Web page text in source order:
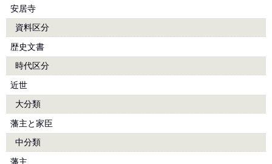
安居寺
資料区分
歴史文書
時代区分
近世
大分類
藩主と家臣
中分類
藩主